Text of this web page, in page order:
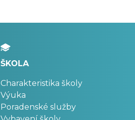
ŠKOLA
Charakteristika školy
Výuka
Poradenské služby